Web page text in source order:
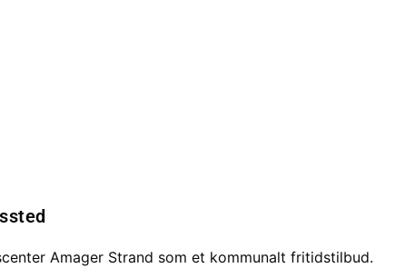
Amager Strand som et kommunalt fritidstilbud.